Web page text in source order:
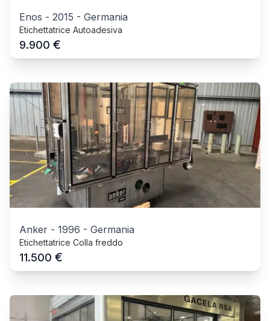
Enos - 2015 - Germania
Etichettatrice Autoadesiva
9.900 €
Anker - 1996 - Germania
Etichettatrice Colla freddo
11.500 €